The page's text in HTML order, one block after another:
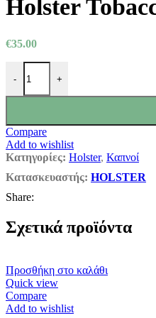
Holster
€35.00
-
Holster Tobacco 200gr Rico
+
Compare
Add to wishlist
Κατηγορίες: Holster, Καπνοί
Κατασκευαστής: HOLSTER
Share:
Σχετικά προϊόντα
Προσθήκη στο καλάθι
Quick view
Compare
Add to wishlist